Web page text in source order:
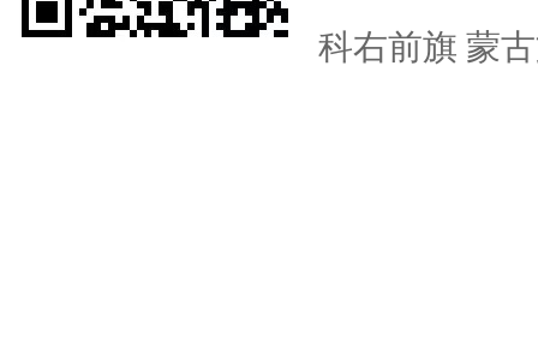
科右前旗 蒙